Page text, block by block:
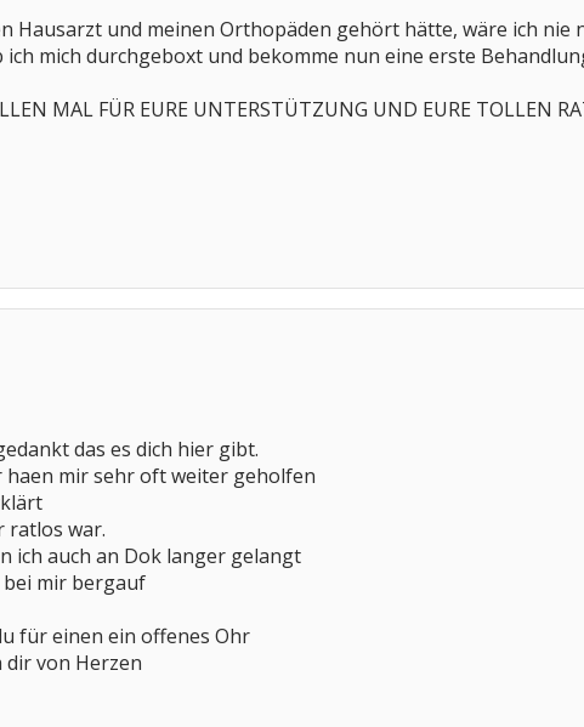
Hausarzt und meinen Orthopäden gehört hätte, wäre ich nie
ich mich durchgeboxt und bekomme nun eine erste
MAL FÜR EURE UNTERSTÜTZUNG UND EURE TOLLEN
das es dich hier gibt.
haen mir sehr oft weiter geholfen
ratlos war.
ich auch an Dok langer gelangt
mir bergauf
für einen ein offenes Ohr
dir von Herzen